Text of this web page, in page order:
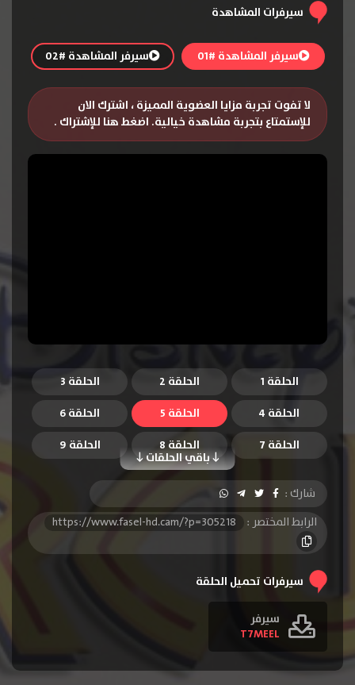
سيرفرات المشاهدة
سيرفر المشاهدة #01 سيرفر المشاهدة #02
لا تفوت تجربة مزايا العضوية المميزة ، اشترك الان
للإستمتاع بتجربة مشاهدة خيالية. اضغط هنا للإشتراك .
الحلقة 1 الحلقة 2
الحلقة 3
الحلقة 4
الحلقة 5 الحلقة 6
باقي الحلقات
الحلقة 7 الحلقة 8
الحلقة 9
الحلقة 10
الحلقة 11
الحلقة 13
الحلقة 14
الحلقة 15
الحلقة 25
الحلقة 28
الحلقة 29 الحلقة 30
شارك :
الرابط المختصر :
https://www.fasel-hd.cam/?p=305218
سيرفرات تحميل الحلقة
سيرفر
T7MEEL